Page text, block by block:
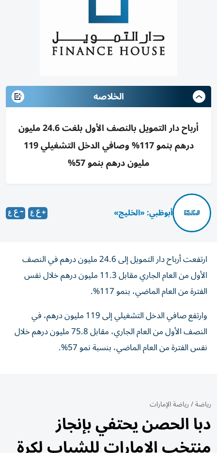
الخلاصه
أرباح دار التمويل بالنصف الأول بلغت 24.6 مليون
درهم بنمو 117% وصافي الدخل التشغيلي 119
مليون درهم بنمو 57%
أبوظبي: «الخليج»
ارتفعت أرباح دار التمويل إلى 24.6 مليون درهم في النصف
الأول من العام الجاري مقابل 11.3 مليون درهم خلال نفس
الفترة من العام الماضي، بنمو 117%.
وارتفع صافي الدخل التشغيلي إلى 119 مليون درهم، في
النصف الأول من العام الجاري، مقابل 75.8 مليون درهم خلال
نفس الفترة من العام الماضي، بنسبة نمو 57%.
رياضة/رياضة الإمارات
دبا الحصن يحتفي بإنجاز